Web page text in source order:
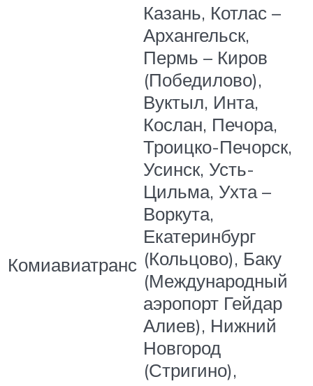
Комиавиатранс
Казань, Котлас –
Архангельск,
Пермь – Киров
(Победилово),
Вуктыл, Инта,
Кослан, Печора,
Троицко-Печорск,
Усинск, Усть-
Цильма, Ухта –
Воркута,
Екатеринбург
(Кольцово), Баку
(Международный
аэропорт Гейдар
Алиев), Нижний
Новгород
(Стригино),